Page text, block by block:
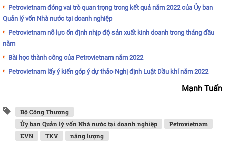
Petrovietnam đóng vai trò quan trọng trong kết quả năm 2022 của Ủy ban
Quản lý vốn Nhà nước tại doanh nghiệp
Petrovietnam nỗ lực ổn định nhịp độ sản xuất kinh doanh trong tháng đầu
năm
Bài học thành công của Petrovietnam năm 2022
Petrovietnam lấy ý kiến góp ý dự thảo Nghị định Luật Dầu khí năm 2022
Mạnh Tuấn
Bộ Công Thương
Ủy ban Quản lý vốn Nhà nước tại doanh nghiệp
Petrovietnam
EVN
TKV năng lượng